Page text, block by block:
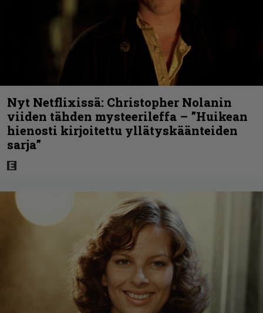
Nyt Netflixissä: Christopher Nolanin
viiden tähden mysteerileffa – ”Huikean
hienosti kirjoitettu yllätyskäänteiden
sarja”